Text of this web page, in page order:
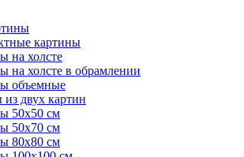
картины
на холсте
на холсте в обрамлении
объемные
двух картин
50х50 см
50х70 см
80х80 см